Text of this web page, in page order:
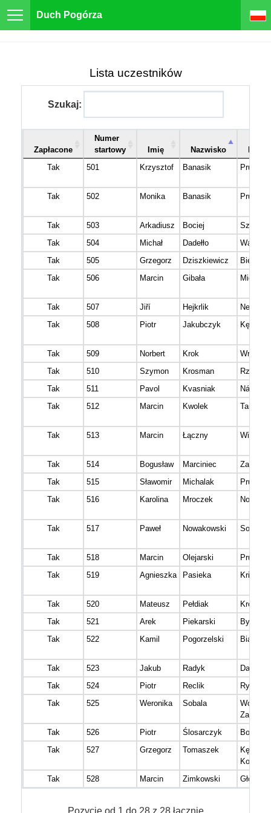
Duch Pogórza
Lista uczestników
Szukaj:
Zapłacone
Numer
startowy
Imię Nazwisko
Tak
501 Krzysztof Banasik Pruchnik
Tak 502 Monika Banasik Pruchnik
Tak 503 Arkadiusz Bociej
Tak
504 Michał Dadełło
Tak
505 Grzegorz Dziszkiewicz
Bielsko
Tak
506 Marcin Gibała Mielec
Tak 507 Jiří Hejkrlik
Tak
508 Piotr Jakubczyk
Tak 509 Norbert Krok
Wrocław
Tak
510 Szymon Krosman
Tak
511 Pavol Kvasniak
Tak
512 Marcin Kwolek Tarnów
Tak 513 Marcin Łączny Witryłów
Tak 514 Bogusław Marciniec
Tak
515 Sławomir Michalak
Tak
516 Karolina Mroczek Nowa
Tak 517 Paweł Nowakowski
Tak 518 Marcin Olejarski
Pruchnik
Tak
519 Agnieszka Pasieka Krisno
Tak 520 Mateusz Pełdiak
Krosno
Tak
521 Arek Piekarski
Tak
522 Kamil Pogorzelski
Tak 523 Jakub Radyk
Tak
524 Piotr Reclik
Rybnik
Tak
525 Weronika Sobala
Wola
Tak
526 Piotr Ślosarczyk
Tak
527 Grzegorz Tomaszek
Koźle
Tak
528 Marcin Zimkowski Głogów
Pozycje od 1 do 28 z 28 łącznie